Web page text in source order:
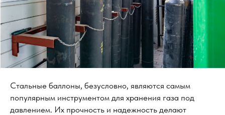
Стальные баллоны, безусловно, являются самым
популярным инструментом для хранения газа под
давлением. Их прочность и надежность делают